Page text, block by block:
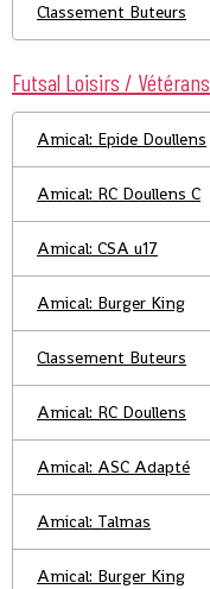
Classement Buteurs
Futsal Loisirs / Vétérans
Amical: Epide Doullens
Amical: RC Doullens C
Amical: CSA u17
Amical: Burger King
Classement Buteurs
Amical: RC Doullens
Amical: ASC Adapté
Amical: Talmas
Amical: Burger King